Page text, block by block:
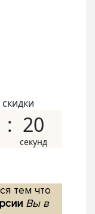
19
тем что
Вы в